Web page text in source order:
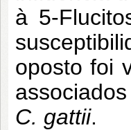
à 5-
oposto foi
C. gattii.